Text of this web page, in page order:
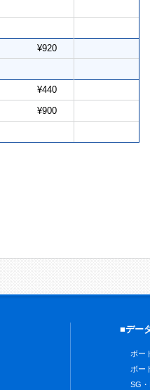
¥920
¥440
¥900
■デー
ボー
ボー
SG